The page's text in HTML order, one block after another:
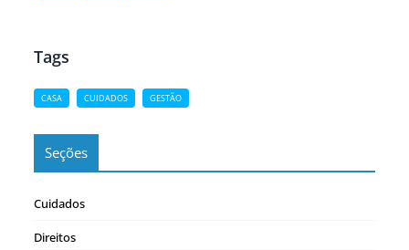
Tags
CASA CUIDADOS GESTÃO
Seções
Cuidados
Direitos